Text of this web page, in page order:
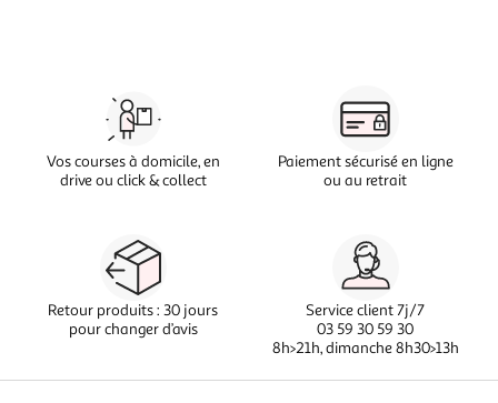
Vos courses à domicile, en
drive ou click & collect
Paiement sécurisé en ligne
ou au retrait
Retour produits : 30 jours
pour changer d’avis
Service client 7j/7
03 59 30 59 30
8h>21h, dimanche 8h30>13h